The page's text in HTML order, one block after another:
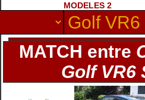
MODELES 2
MATCH entre
Golf VR6